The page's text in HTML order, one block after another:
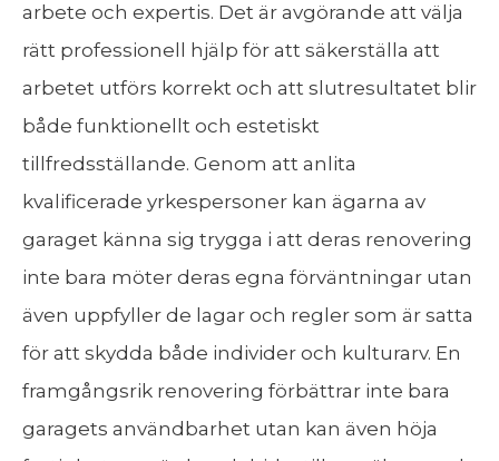
arbete och expertis. Det är avgörande att välja
rätt professionell hjälp för att säkerställa att
arbetet utförs korrekt och att slutresultatet blir
både funktionellt och estetiskt
tillfredsställande. Genom att anlita
kvalificerade yrkespersoner kan ägarna av
garaget känna sig trygga i att deras renovering
inte bara möter deras egna förväntningar utan
även uppfyller de lagar och regler som är satta
för att skydda både individer och kulturarv. En
framgångsrik renovering förbättrar inte bara
garagets användbarhet utan kan även höja